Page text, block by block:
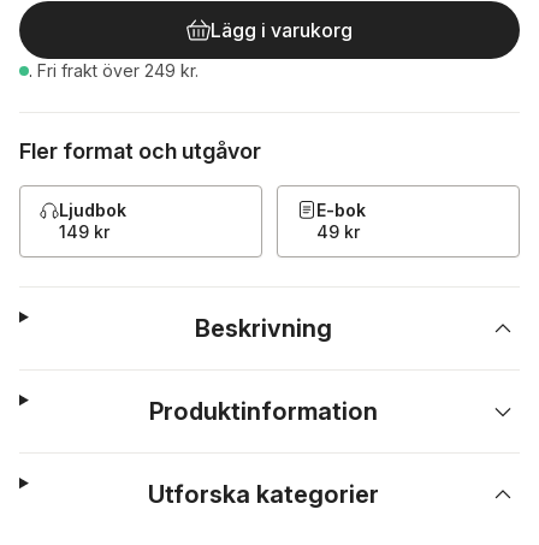
Lägg i varukorg
. Fri frakt över 249 kr.
Fler format och utgåvor
Ljudbok
149 kr
E-bok
49 kr
Beskrivning
Produktinformation
Utforska kategorier